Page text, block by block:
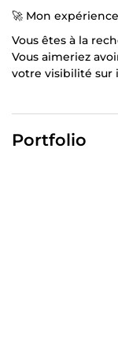
🚀 Mon
Vous êtes à la
Vous aimeriez
votre visibilité sur
professionnel
pour un site e-
blog, je mets à
Portfolio